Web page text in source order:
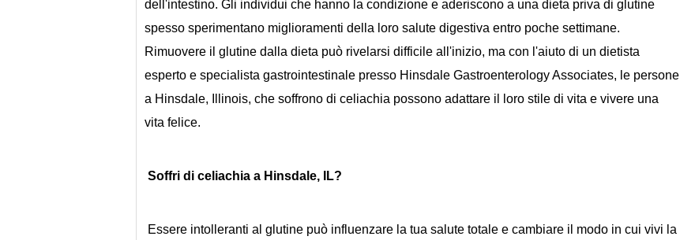
dell'intestino. Gli individui che hanno la condizione e aderiscono a una dieta priva di glutine
spesso sperimentano miglioramenti della loro salute digestiva entro poche settimane.
Rimuovere il glutine dalla dieta può rivelarsi difficile all'inizio, ma con l'aiuto di un dietista
esperto e specialista gastrointestinale presso Hinsdale Gastroenterology Associates, le persone
a Hinsdale, Illinois, che soffrono di celiachia possono adattare il loro stile di vita e vivere una
vita felice.
Soffri di celiachia a Hinsdale, IL?